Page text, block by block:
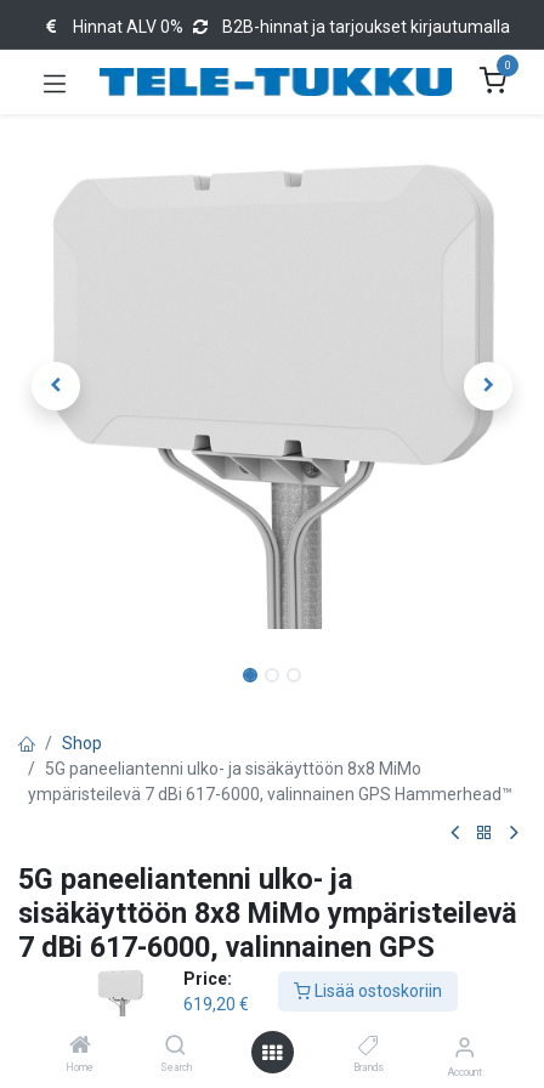
Price:
619,20 €
Lisää ostoskoriin
Home Search Brands Account
Hinnat ALV 0% B2B-hinnat ja tarjoukset kirjautumalla
0
Shop
5G paneeliantenni ulko- ja sisäkäyttöön 8x8 MiMo
ympäristeilevä 7 dBi 617-6000, valinnainen GPS Hammerhead™
5G paneeliantenni ulko- ja
sisäkäyttöön 8x8 MiMo ympäristeilevä
7 dBi 617-6000, valinnainen GPS
Hammerhead™
2x 4x4 MiMo 4G/5G ympärisäteilevä antenni